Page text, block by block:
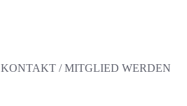
KONTAKT / MITGLIED WERDEN